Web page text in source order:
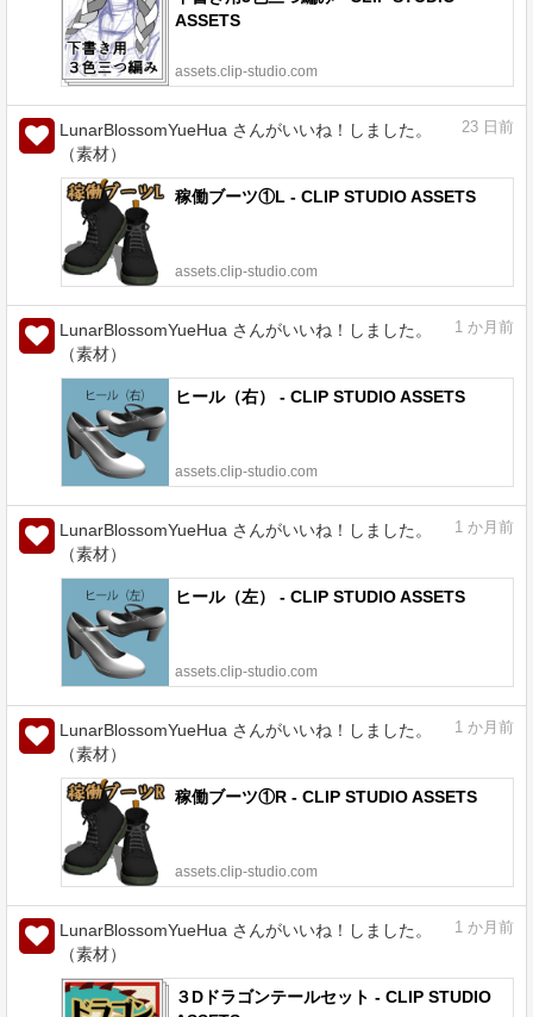
ASSETS
assets.clip-studio.com
LunarBlossomYueHua さんがいいね！しました。
（素材）
23 日前
稼働ブーツ①L - CLIP STUDIO ASSETS
assets.clip-studio.com
LunarBlossomYueHua さんがいいね！しました。
（素材）
1 か月前
ヒール（右） - CLIP STUDIO ASSETS
assets.clip-studio.com
LunarBlossomYueHua さんがいいね！しました。
（素材）
1 か月前
ヒール（左） - CLIP STUDIO ASSETS
assets.clip-studio.com
LunarBlossomYueHua さんがいいね！しました。
（素材）
1 か月前
稼働ブーツ①R - CLIP STUDIO ASSETS
assets.clip-studio.com
LunarBlossomYueHua さんがいいね！しました。
（素材）
1 か月前
３Dドラゴンテールセット - CLIP STUDIO